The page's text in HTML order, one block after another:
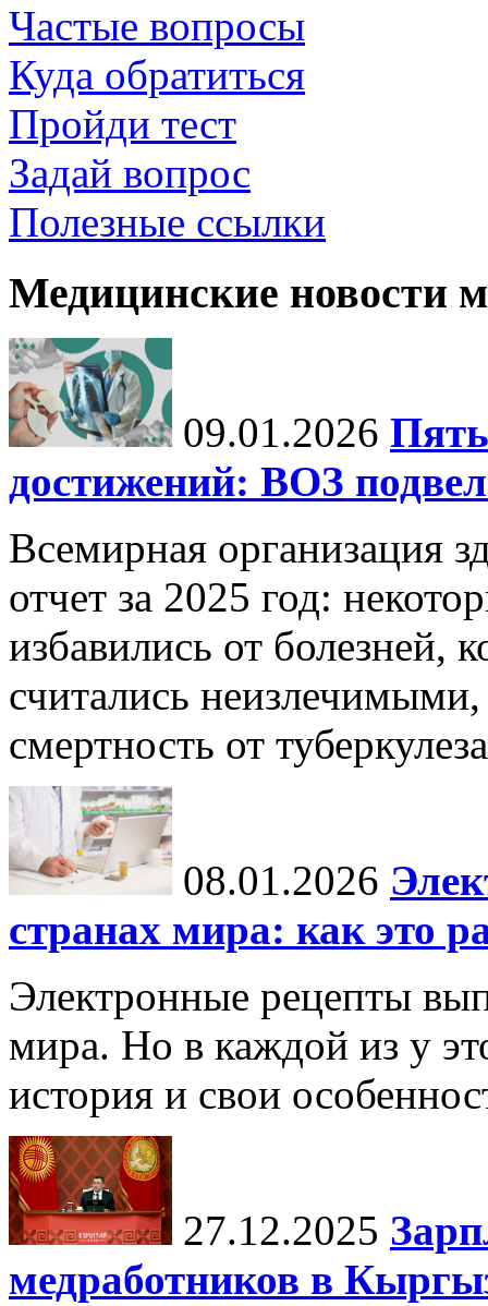
Частые вопросы
Куда обратиться
Пройди тест
Задай вопрос
Полезные ссылки
Медицинские новости
09.01.2026
достижений: ВОЗ
Всемирная организация
отчет за 2025 год:
избавились от болезней,
считались неизлечимыми,
смертность от
08.01.2026
странах мира: как это
Электронные рецепты
мира. Но в каждой из у
история и свои
27.12.2025
медработников в